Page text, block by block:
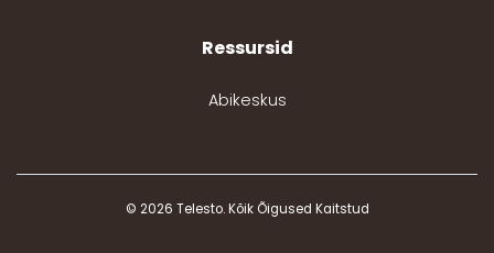
Ressursid
Abikeskus
© 2026 Telesto. Kõik Õigused Kaitstud